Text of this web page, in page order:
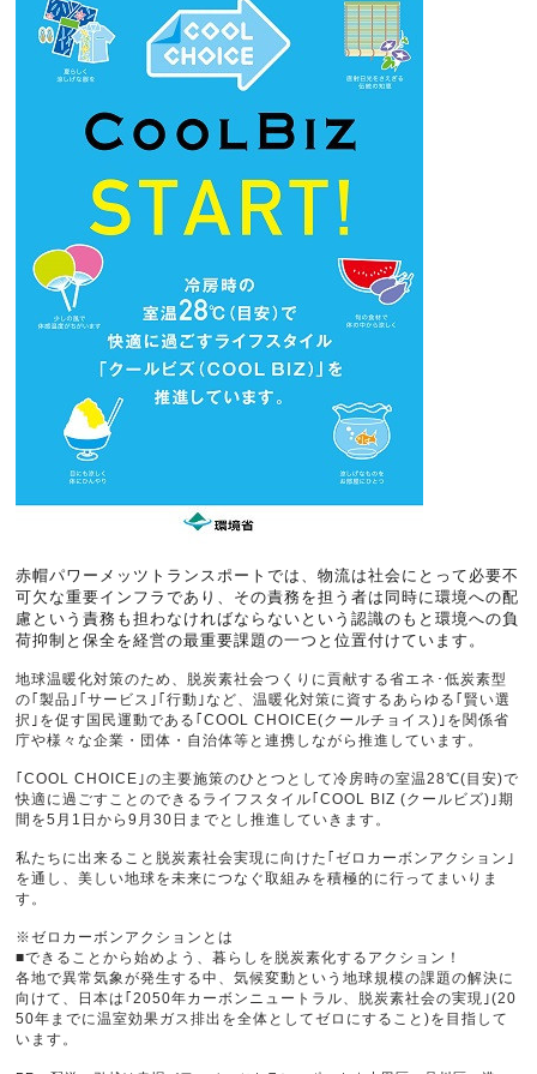
赤帽パワーメッツトランスポートでは、物流は社会にとって必要不
可欠な重要インフラであり、その責務を担う者は同時に環境への配
慮という責務も担わなければならないという認識のもと環境への負
荷抑制と保全を経営の最重要課題の一つと位置付けています。
地球温暖化対策のため、脱炭素社会つくりに貢献する省エネ･低炭素型
の｢製品｣｢サービス｣｢行動｣など、温暖化対策に資するあらゆる｢賢い選
択｣を促す国民運動である｢COOL CHOICE(クールチョイス)｣を関係省
庁や様々な企業・団体・自治体等と連携しながら推進しています。
｢COOL CHOICE｣の主要施策のひとつとして冷房時の室温28℃(目安)で
快適に過ごすことのできるライフスタイル｢COOL BIZ (クールビズ)｣期
間を5月1日から9月30日までとし推進していきます。
私たちに出来ること脱炭素社会実現に向けた｢ゼロカーボンアクション｣
を通し、美しい地球を未来につなぐ取組みを積極的に行ってまいりま
す。
※ゼロカーボンアクションとは
■できることから始めよう、暮らしを脱炭素化するアクション！
各地で異常気象が発生する中、気候変動という地球規模の課題の解決に
向けて、日本は｢2050年カーボンニュートラル、脱炭素社会の実現｣(20
50年までに温室効果ガス排出を全体としてゼロにすること)を目指して
います。